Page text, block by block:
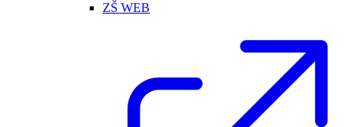
ZŠ WEB